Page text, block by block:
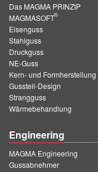
Das MAGMA PRINZIP
MAGMASOFT
®
Eisenguss
Stahlguss
Druckguss
NE-Guss
Kern- und Formherstellung
Gussteil-Design
Strangguss
Wärmebehandlung
Engineering
MAGMA Engineering
Gussabnehmer